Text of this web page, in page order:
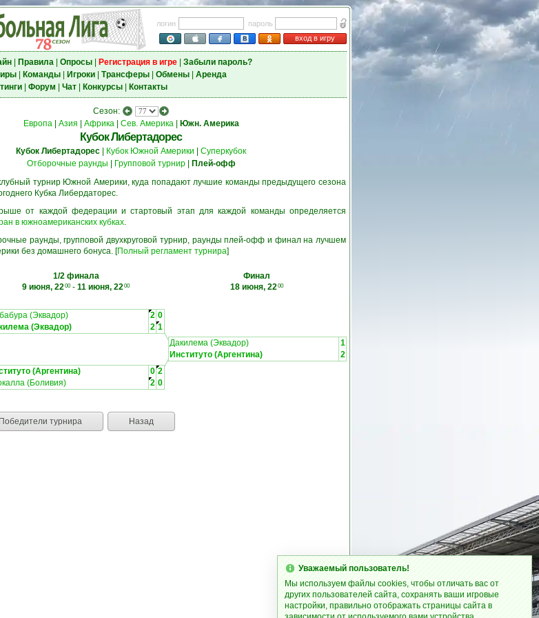
логин
пароль
вход в игру
| Правила| Опросы| Регистрация в игре| Забыли пароль?
| Команды| Игроки| Трансферы| Обмены| Аренда
| Форум Чат| Конкурсы| Контакты
Сезон:
Европа| Азия Африка| Сев. Америка| Южн. Америка
Кубок Либертадорес
Кубок Либертадорес Кубок Южной Америки
Суперкубок
Отборочные раунды
Групповой турнир|
Плей-офф
турнир Южной Америки, куда попадают лучшие команды предыдущего сезона
Кубка Либердаторес.
от каждой федерации и стартовый этап для каждой команды определяется
в южноамериканских кубках.
раунды, групповой двухкруговой турнир, раунды плей-офф и финал на лучшем
без домашнего бонуса. [Полный регламент турнира]
1/2 финала
9 июня, 2200- 11 июня, 2200
Финал
18 июня, 2200
(Эквадор) 2 0
(Эквадор)
2 1
Дакилема (Эквадор)
1
Институто (Аргентина)
2
(Аргентина) 0 2
(Боливия)
2 0
Победители турнира Назад
Уважаемый пользователь!
Мы используем файлы cookies, чтобы отличать вас от
других пользователей сайта, сохранять ваши игровые
настройки, правильно отображать страницы сайта в